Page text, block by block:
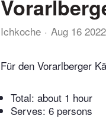
Ichkoche Aug 16 2022
Für den Vorarlberger
Total: about 1 hour
Serves: 6 persons